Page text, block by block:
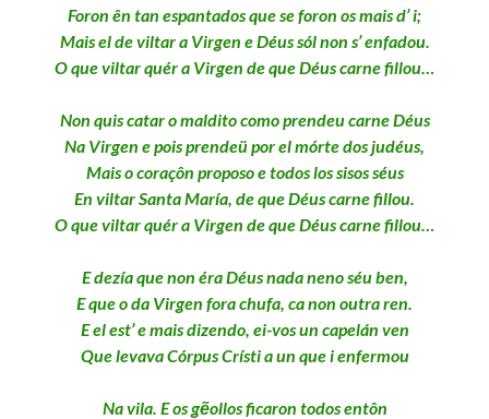
Foron ên tan espantados que se foron os mais d’ i;
Mais el de viltar a Virgen e Déus sól non s’ enfadou.
O que viltar quér a Virgen de que Déus carne fillou…
Non quis catar o maldito como prendeu carne Déus
Na Virgen e pois prendeü por el mórte dos judéus,
Mais o coraçôn proposo e todos los sisos séus
En viltar Santa María, de que Déus carne fillou.
O que viltar quér a Virgen de que Déus carne fillou…
E dezía que non éra Déus nada neno séu ben,
E que o da Virgen fora chufa, ca non outra ren.
E el est’ e mais dizendo, ei-vos un capelán ven
Que levava Córpus Crísti a un que i enfermou
Na vila. E os gẽollos ficaron todos entôn